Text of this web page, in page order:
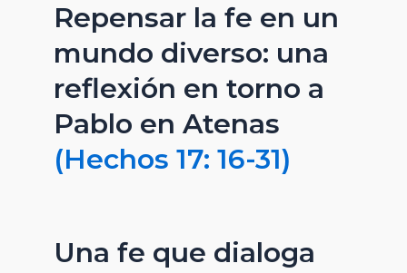
Repensar la fe en un
mundo diverso: una
reflexión en torno a
Pablo en Atenas
(Hechos 17: 16-31)
Una fe que dialoga